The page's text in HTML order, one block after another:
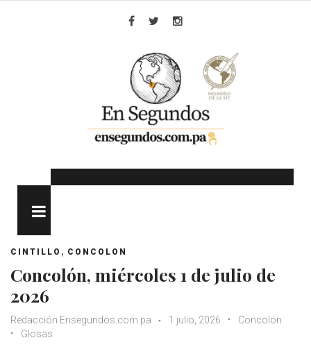
CINTILLO , CONCOLON
Concolón, miércoles 1 de julio de
2026
Redacción Ensegundos.com.pa 1 julio, 2026
Concolón
Glosas